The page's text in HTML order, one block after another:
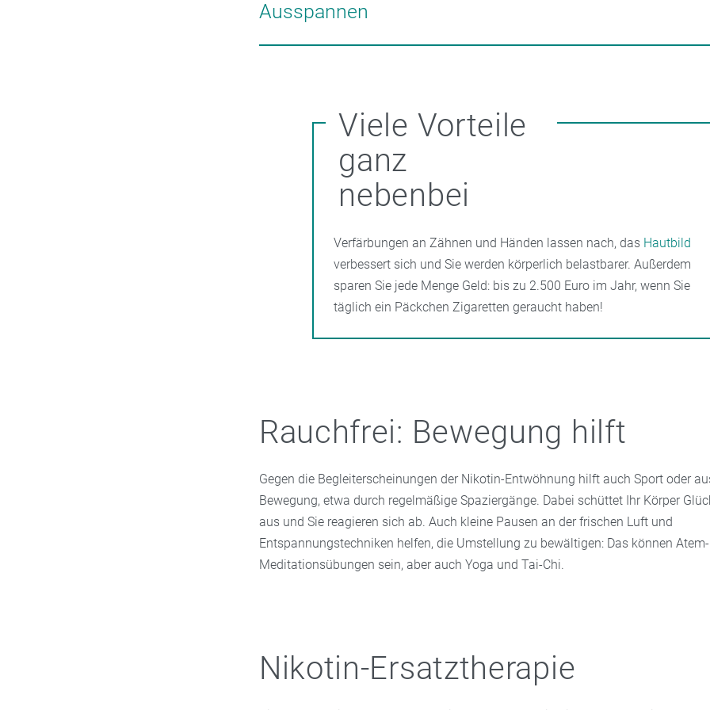
der Sie beim Nichtrauchen unterstützt. Oder Sie gehen einmal zügig um den
ein Glas Wasser, putzen Sie sich die Zähne, springen Sie kurz unter die Dusche …
Ausspannen
Suchen Sie sich bewusst eine schöne Beschäftigung, insbesondere wenn Sie
Viele Vorteile
ganz
nebenbei
Verfärbungen an Zähnen und Händen lassen nach, das Hautbild
verbessert sich und Sie werden körperlich belastbarer. Außerdem
sparen Sie jede Menge Geld: bis zu 2.500 Euro im Jahr, wenn Sie
täglich ein Päckchen Zigaretten geraucht haben!
Rauchfrei: Bewegung hilft
Gegen die Begleiterscheinungen der Nikotin-Entwöhnung hilft auch Sport oder
Bewegung, etwa durch regelmäßige Spaziergänge. Dabei schüttet Ihr Körper
aus und Sie reagieren sich ab. Auch kleine Pausen an der frischen Luft und
Entspannungstechniken helfen, die Umstellung zu bewältigen: Das können
Meditationsübungen sein, aber auch Yoga und Tai-Chi.
Nikotin-Ersatztherapie